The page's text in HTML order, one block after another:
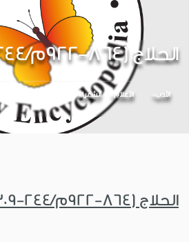
الحلاج (864-922م/244-309 هـ)
الأدب الأعلام الشعراء
الحلاج (864-922م/244-309 هـ)